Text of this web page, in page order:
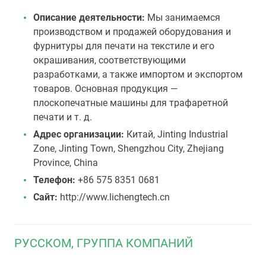
Описание деятельности: Мы занимаемся
производством и продажей оборудования и
фурнитуры для печати на текстиле и его
окрашивания, соответствующими
разработками, а также импортом и экспортом
товаров. Основная продукция —
плоскопечатные машины для трафаретной
печати и т. д.
Адрес организации: Китай, Jinting Industrial
Zone, Jinting Town, Shengzhou City, Zhejiang
Province, China
Телефон: +86 575 8351 0681
Сайт: http://www.lichengtech.cn
РУССКОМ, ГРУППА КОМПАНИЙ